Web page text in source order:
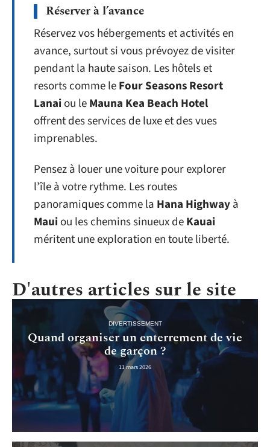
Réserver à l’avance
Réservez vos hébergements et activités en
avance, surtout si vous prévoyez de visiter
pendant la haute saison. Les hôtels et
resorts comme leFour Seasons Resort
Lanaiou leMauna Kea Beach Hotel
offrent des services de luxe et des vues
imprenables.
Pensez à louer une voiture pour explorer
l’île à votre rythme. Les routes
panoramiques comme la Hana Highwayà
Mauiou les chemins sinueux deKauai
méritent une exploration en toute liberté.
D'autres articles sur le site
DIVERTISSEMENT
Quand organiser un enterrement de vie
de garçon ?
11 mars 2026